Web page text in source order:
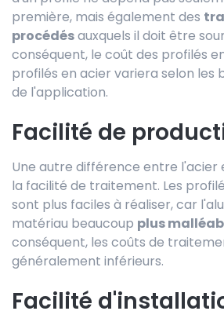
première, mais également des
procédésauxquels il doit être
conséquent, le coût des profilés
profilés en acier variera selon les
de l'application.
Facilité de
Une autre différence entre l'acier
la facilité de traitement. Les
sont plus faciles à réaliser, car
matériau beaucoup plus
conséquent, les coûts de
généralement inférieurs.
Facilité